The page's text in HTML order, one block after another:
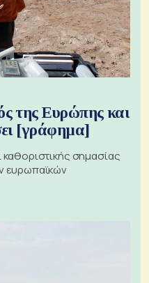
της Ευρώπης και
[γράφημα]
καθοριστικής σημασίας
ευρωπαϊκών